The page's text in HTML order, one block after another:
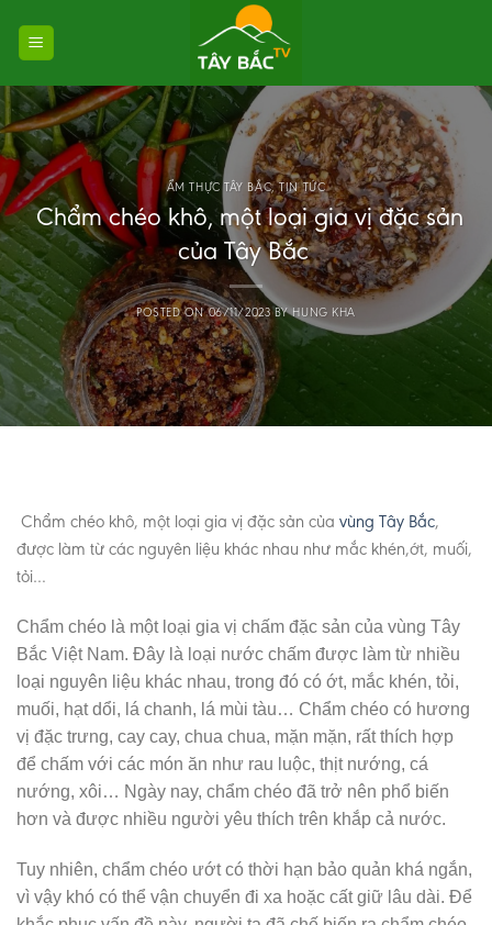
ẨM THỰC TÂY BẮC,TIN TỨC
Chẩm chéo khô, một loại gia vị đặc sản
của Tây Bắc
POSTED ON06/11/2023BYHUNG KHA
Chẩm chéo khô, một loại gia vị đặc sản của vùng Tây Bắc,
được làm từ các nguyên liệu khác nhau như mắc khén,ớt, muối,
tỏi…
Chẩm chéo là một loại gia vị chấm đặc sản của vùng Tây
Bắc Việt Nam. Đây là loại nước chấm được làm từ nhiều
loại nguyên liệu khác nhau, trong đó có ớt, mắc khén, tỏi,
muối, hạt dổi, lá chanh, lá mùi tàu… Chẩm chéo có hương
vị đặc trưng, cay cay, chua chua, mặn mặn, rất thích hợp
để chấm với các món ăn như rau luộc, thịt nướng, cá
nướng, xôi… Ngày nay, chẩm chéo đã trở nên phổ biến
hơn và được nhiều người yêu thích trên khắp cả nước.
Tuy nhiên, chẩm chéo ướt có thời hạn bảo quản khá ngắn,
vì vậy khó có thể vận chuyển đi xa hoặc cất giữ lâu dài. Để